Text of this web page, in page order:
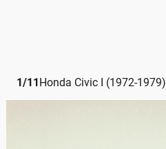
1/11Honda Civic I (1972-1979)